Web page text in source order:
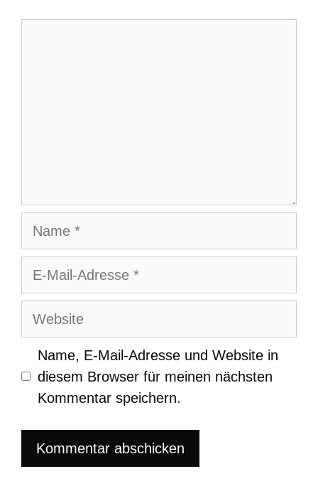
Name
E-
Website
Name, E-Mail-Adresse und Website in
diesem Browser für meinen nächsten
Kommentar speichern.